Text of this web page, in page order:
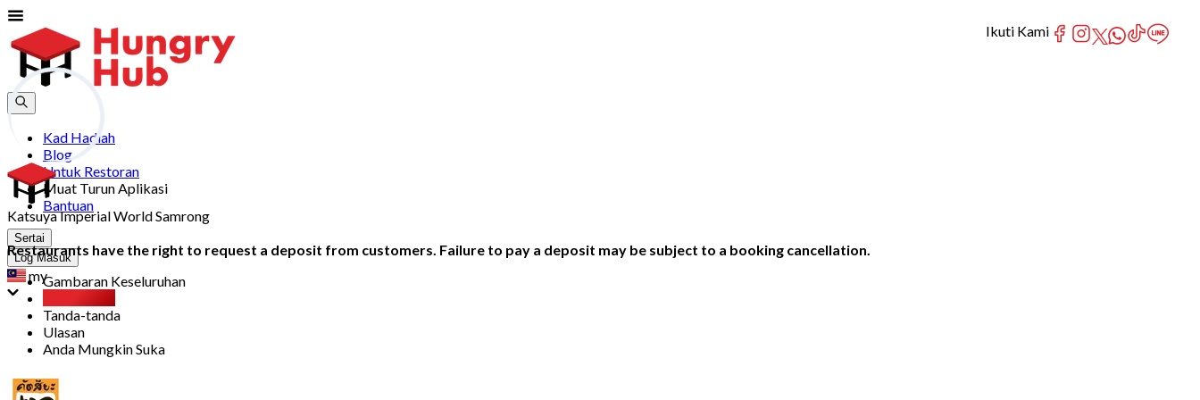
Kad Hadiah
Blog
Untuk Restoran
Muat Turun Aplikasi
Bantuan
Sertai
Log Masuk
my
Katsuya Imperial World Samrong
Restaurants have the right to request a deposit from customers. Failure to pay a deposit may be subject to a booking cancellation.
Gambaran Keseluruhan
Tanda-tanda
Ulasan
Anda Mungkin Suka
Ikuti Kami